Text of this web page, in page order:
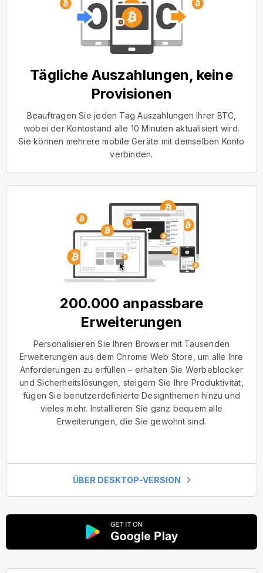
Tägliche Auszahlungen, keine
Provisionen
Beauftragen Sie jeden Tag Auszahlungen Ihrer BTC,
wobei der Kontostand alle 10 Minuten aktualisiert wird.
Sie können mehrere mobile Geräte mit demselben Konto
verbinden.
200.000 anpassbare
Erweiterungen
Personalisieren Sie Ihren Browser mit Tausenden
Erweiterungen aus dem Chrome Web Store, um alle Ihre
Anforderungen zu erfüllen – erhalten Sie Werbeblocker
und Sicherheitslösungen, steigern Sie Ihre Produktivität,
fügen Sie benutzerdefinierte Designthemen hinzu und
vieles mehr. Installieren Sie ganz bequem alle
Erweiterungen, die Sie gewohnt sind.
ÜBER DESKTOP-VERSION